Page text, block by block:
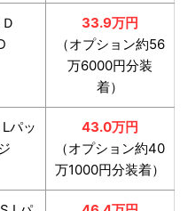
Ｄ
33.9万円
（オプション約56
万6000円分装
着）
パッ
43.0万円
（オプション約40
万1000円分装着）